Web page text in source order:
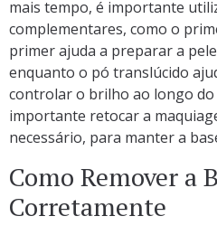
mais tempo, é importante
complementares, como o
primer ajuda a preparar a
enquanto o pó translúcido
controlar o brilho ao longo do
importante retocar a
necessário, para manter a
Como Remover a
Corretamente